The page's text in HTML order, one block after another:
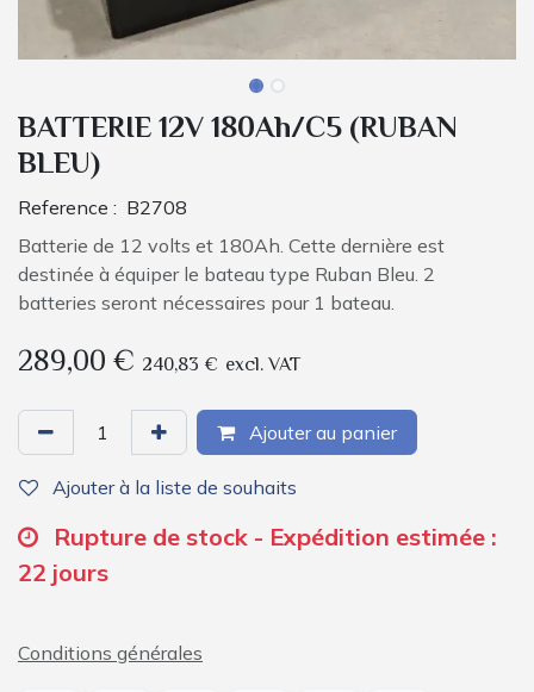
BATTERIE 12V 180Ah/C5 (RUBAN
BLEU)
Reference : B2708
Batterie de 12 volts et 180Ah. Cette dernière est
destinée à équiper le bateau type Ruban Bleu. 2
batteries seront nécessaires pour 1 bateau.
289,00€ 240,83 € excl. VAT
Ajouter au panier
Ajouter à la liste de souhaits
Rupture de stock - Expédition estimée :
22 jours
Conditions générales